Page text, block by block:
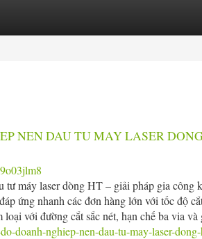
NEN DAU TU MAY LASER
tư máy laser dòng HT – giải pháp gia
ứng nhanh các đơn hàng lớn với tốc độ
với đường cắt sắc nét, hạn chế ba via
doanh-nghiep-nen-dau-tu-may-laser-